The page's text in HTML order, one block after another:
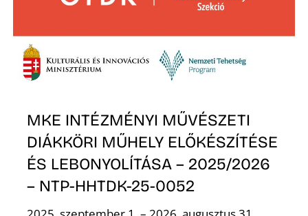
MKE INTÉZMÉNYI MŰVÉSZETI
DIÁKKÖRI MŰHELY ELŐKÉSZÍTÉSE
ÉS LEBONYOLÍTÁSA – 2025/2026
– NTP-HHTDK-25-0052